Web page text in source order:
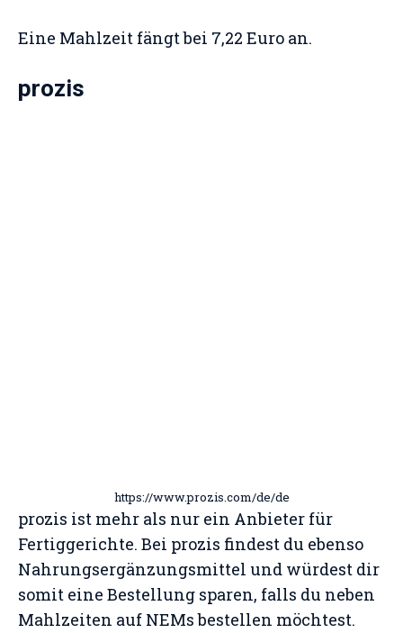
Eine Mahlzeit fängt bei 7,22 Euro an.
prozis
https://www.prozis.com/de/de
prozis ist mehr als nur ein Anbieter für
Fertiggerichte. Bei prozis findest du ebenso
Nahrungsergänzungsmittel und würdest dir
somit eine Bestellung sparen, falls du neben
Mahlzeiten auf NEMs bestellen möchtest.